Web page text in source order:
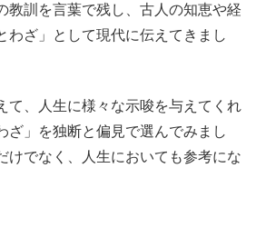
教訓を言葉で残し、古人の知恵や経
わざ」として現代に伝えてきまし
て、人生に様々な示唆を与えてくれ
ざ」を独断と偏見で選んでみまし
けでなく、人生においても参考にな